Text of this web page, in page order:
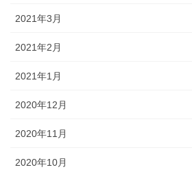
2021年3月
2021年2月
2021年1月
2020年12月
2020年11月
2020年10月